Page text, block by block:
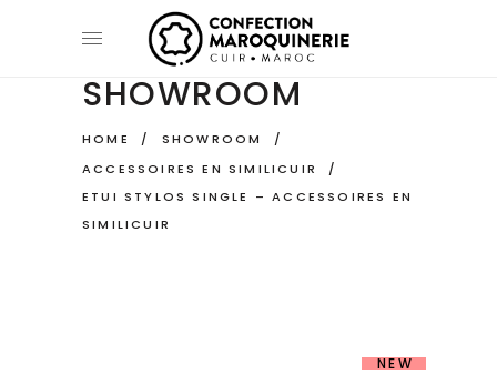
SHOWROOM
HOME / SHOWROOM
/
ACCESSOIRES EN SIMILICUIR
/
ETUI STYLOS SINGLE – ACCESSOIRES EN
SIMILICUIR
NEW